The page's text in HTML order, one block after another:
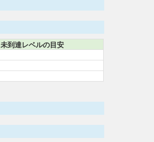
未到達レベルの目安